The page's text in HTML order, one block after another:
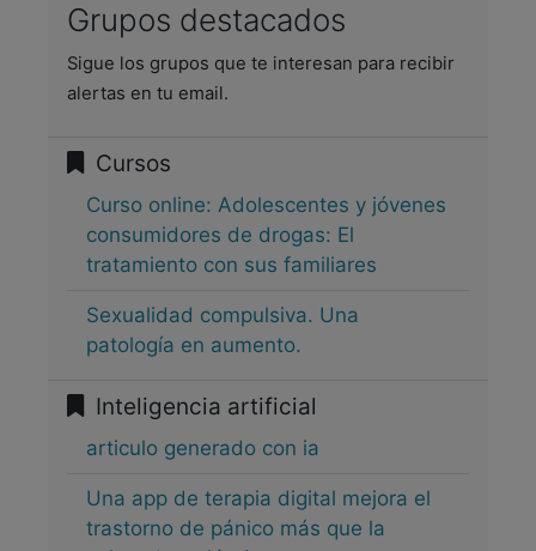
Grupos destacados
Sigue los grupos que te interesan para recibir
alertas en tu email.
Cursos
Curso online: Adolescentes y jóvenes
consumidores de drogas: El
tratamiento con sus familiares
Sexualidad compulsiva. Una
patología en aumento.
Inteligencia artificial
articulo generado con ia
Una app de terapia digital mejora el
trastorno de pánico más que la